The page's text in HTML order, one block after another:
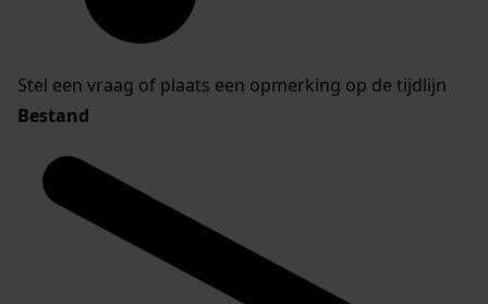
Stel een vraag of plaats een opmerking op de tijdlijn
Bestand